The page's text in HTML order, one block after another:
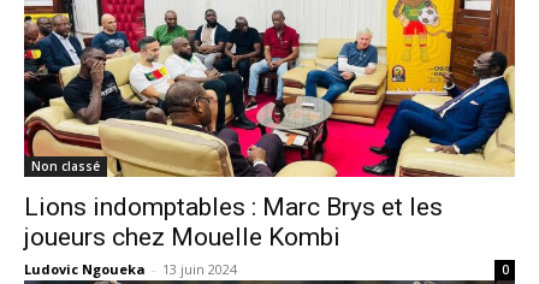
Non classé
Lions indomptables : Marc Brys et les
joueurs chez Mouelle Kombi
Ludovic Ngoueka - 13 juin 2024 0